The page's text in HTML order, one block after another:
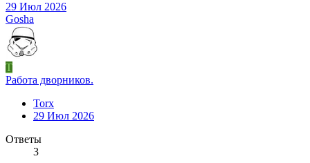
29 Июл 2026
Gosha
T
Работа дворников.
Torx
29 Июл 2026
Ответы
3